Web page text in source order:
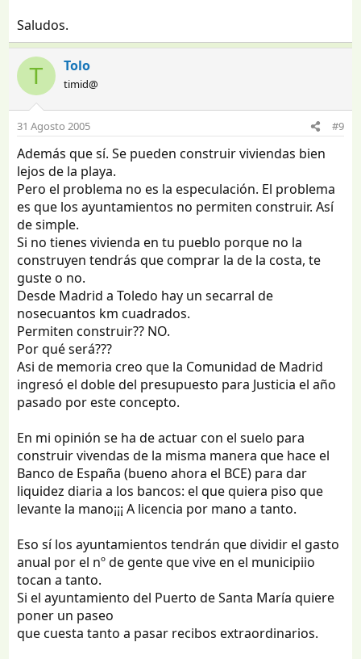
Saludos.
T Tolo
timid@
31 Agosto 2005 #9
Además que sí. Se pueden construir viviendas bien
lejos de la playa.
Pero el problema no es la especulación. El problema
es que los ayuntamientos no permiten construir. Así
de simple.
Si no tienes vivienda en tu pueblo porque no la
construyen tendrás que comprar la de la costa, te
guste o no.
Desde Madrid a Toledo hay un secarral de
nosecuantos km cuadrados.
Permiten construir?? NO.
Por qué será???
Asi de memoria creo que la Comunidad de Madrid
ingresó el doble del presupuesto para Justicia el año
pasado por este concepto.
En mi opinión se ha de actuar con el suelo para
construir vivendas de la misma manera que hace el
Banco de España (bueno ahora el BCE) para dar
liquidez diaria a los bancos: el que quiera piso que
levante la mano¡¡¡ A licencia por mano a tanto.
Eso sí los ayuntamientos tendrán que dividir el gasto
anual por el nº de gente que vive en el municipiio
tocan a tanto.
Si el ayuntamiento del Puerto de Santa María quiere
poner un paseo
que cuesta tanto a pasar recibos extraordinarios.